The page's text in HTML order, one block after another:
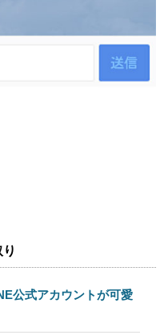
公式アカウントが可愛